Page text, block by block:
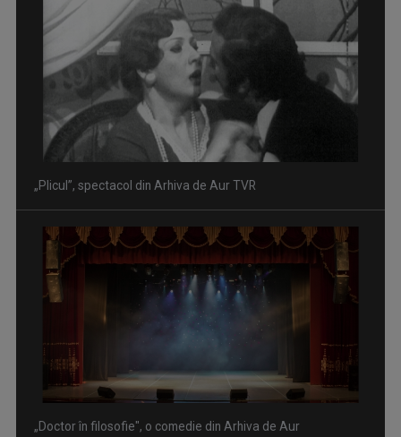
„Plicul”, spectacol din Arhiva de Aur TVR
„Doctor în filosofie", o comedie din Arhiva de Aur